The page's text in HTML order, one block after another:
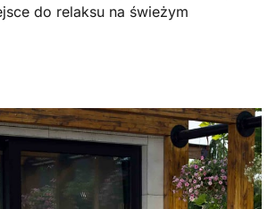
do relaksu na świeżym